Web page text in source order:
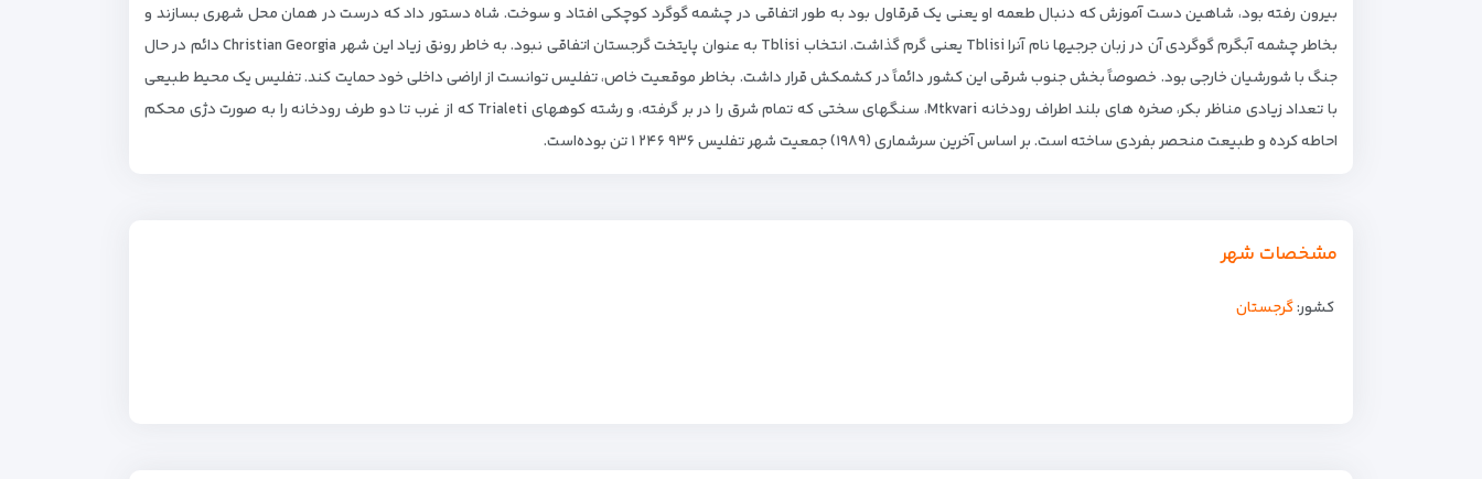
بیرون رفته بود، شاهین دست آموزش که دنبال طعمه او یعنی یک قرقاول بود به طور اتفاقی در چشمه گوگرد کوچکی افتاد و سوخت. شاه دستور داد که درست در همان محل شهری بسازند و
بخاطر چشمه آبگرم گوگردی آن در زبان جرجیها نام آنرا Tblisi یعنی گرم گذاشت. انتخاب Tblisi به عنوان پایتخت گرجستان اتفاقی نبود. به خاطر رونق زیاد این شهر Christian Georgia دائم در حال
جنگ با شورشیان خارجی بود. خصوصاً بخش جنوب شرقی این کشور دائماً در کشمکش قرار داشت. بخاطر موقعیت خاص، تفلیس توانست از اراضی داخلی خود حمایت کند. تفلیس یک محیط طبیعی
با تعداد زیادی مناظر بکر، صخره های بلند اطراف رودخانه Mtkvari، سنگهای سختی که تمام شرق را در بر گرفته، و رشته کوههای Trialeti که از غرب تا دو طرف رودخانه را به صورت دژی محکم
احاطه کرده و طبیعت منحصر بفردی ساخته است. بر اساس آخرین سرشماری (۱۹۸۹) جمعیت شهر تفلیس ۹۳۶ ۲۴۶ ۱ تن بوده‌است.
مشخصات شهر
کشور:گرجستان